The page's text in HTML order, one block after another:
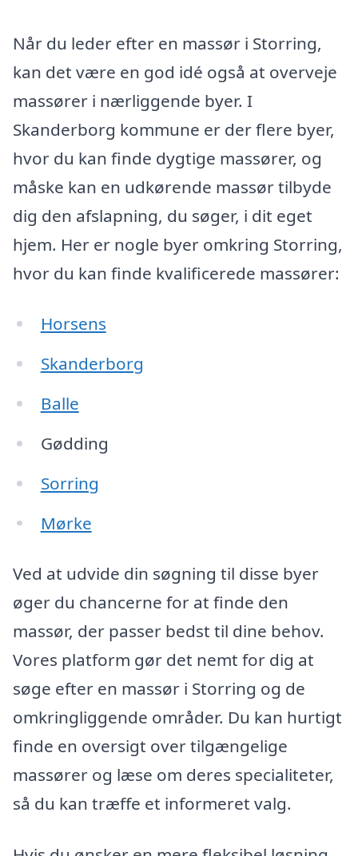
Når du leder efter en massør i Storring,
kan det være en god idé også at overveje
massører i nærliggende byer. I
Skanderborg kommune er der flere byer,
hvor du kan finde dygtige massører, og
måske kan en udkørende massør tilbyde
dig den afslapning, du søger, i dit eget
hjem. Her er nogle byer omkring Storring,
hvor du kan finde kvalificerede massører:
Horsens
Skanderborg
Balle
Gødding
Sorring
Mørke
Ved at udvide din søgning til disse byer
øger du chancerne for at finde den
massør, der passer bedst til dine behov.
Vores platform gør det nemt for dig at
søge efter en massør i Storring og de
omkringliggende områder. Du kan hurtigt
finde en oversigt over tilgængelige
massører og læse om deres specialiteter,
så du kan træffe et informeret valg.